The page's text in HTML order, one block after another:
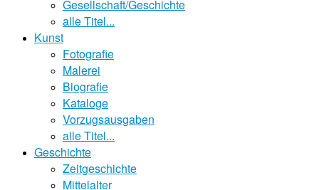
Gesellschaft/Geschichte
alle Titel...
Kunst
Fotografie
Malerei
Biografie
Kataloge
Vorzugsausgaben
alle Titel...
Geschichte
Zeitgeschichte
Mittelalter